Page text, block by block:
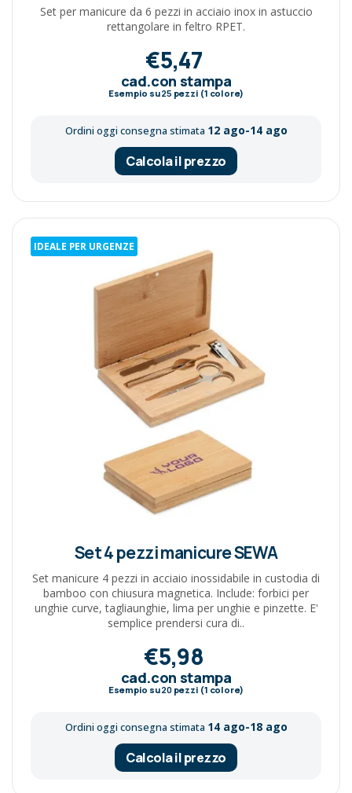
Set per manicure da 6 pezzi in acciaio inox in astuccio
rettangolare in feltro RPET.
€5,47
cad.con stampa
Esempio su25 pezzi (1 colore)
Ordini oggi consegna stimata 12 ago-14 ago
Calcola il prezzo
IDEALE PER URGENZE
Set 4 pezzi manicure SEWA
Set manicure 4 pezzi in acciaio inossidabile in custodia di
bamboo con chiusura magnetica. Include: forbici per
unghie curve, tagliaunghie, lima per unghie e pinzette. E'
semplice prendersi cura di..
€5,98
cad.con stampa
Esempio su20pezzi (1 colore)
Ordini oggi consegna stimata 14 ago-18 ago
Calcola il prezzo